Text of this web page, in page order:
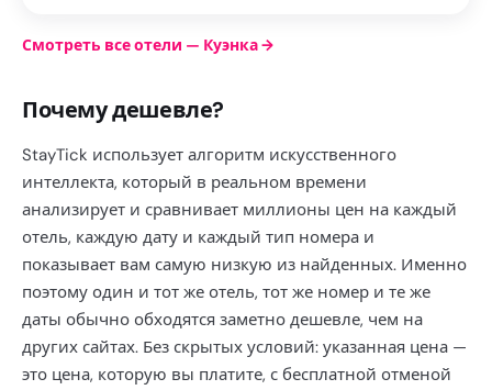
Смотреть все отели — Куэнка→
Почему дешевле?
StayTick использует алгоритм искусственного
интеллекта, который в реальном времени
анализирует и сравнивает миллионы цен на каждый
отель, каждую дату и каждый тип номера и
показывает вам самую низкую из найденных. Именно
поэтому один и тот же отель, тот же номер и те же
даты обычно обходятся заметно дешевле, чем на
других сайтах. Без скрытых условий: указанная цена —
это цена, которую вы платите, с бесплатной отменой